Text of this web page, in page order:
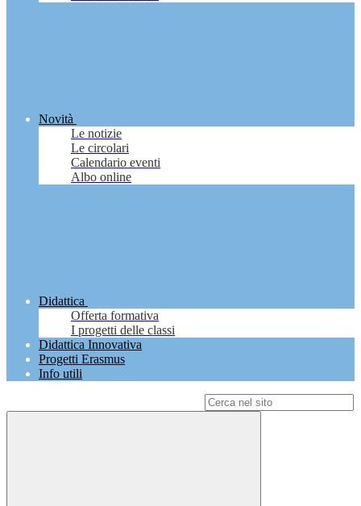
Novità
Le notizie
Le circolari
Calendario eventi
Albo online
Didattica
Offerta formativa
I progetti delle classi
Didattica Innovativa
Progetti Erasmus
Info utili